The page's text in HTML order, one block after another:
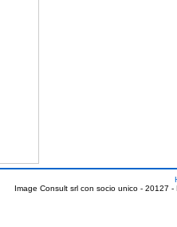
Image Consult srl con socio unico - 20127